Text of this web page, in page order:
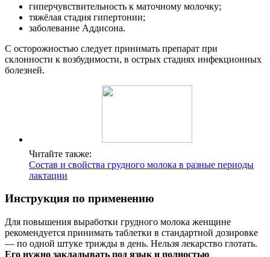
гиперчувствительность к маточному молочку;
тяжёлая стадия гипертонии;
заболевание Аддисона.
С осторожностью следует принимать препарат при
склонности к возбудимости, в острых стадиях инфекционных
болезней.
Читайте также:
Состав и свойства грудного молока в разные периоды
лактации
Инструкция по применению
Для повышения выработки грудного молока женщине
рекомендуется принимать таблетки в стандартной дозировке
— по одной штуке трижды в день. Нельзя лекарство глотать.
Его нужно закладывать под язык и полностью